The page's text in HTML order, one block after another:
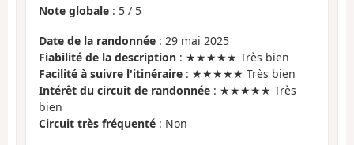
Note globale : 5 / 5
Date de la randonnée : 29 mai 2025
Fiabilité de la description : ★★★★★ Très bien
Facilité à suivre l'itinéraire : ★★★★★ Très bien
Intérêt du circuit de randonnée : ★★★★★ Très
bien
Circuit très fréquenté : Non